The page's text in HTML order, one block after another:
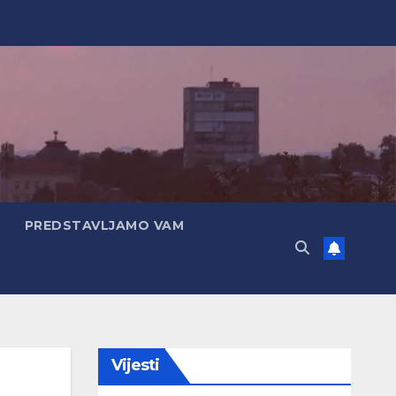
PREDSTAVLJAMO VAM
Vijesti